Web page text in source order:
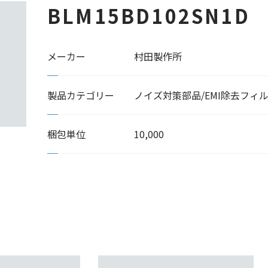
BLM15BD102SN1D
メーカー 村田製作所
製品カテゴリー ノイズ対策部品/EMI除去フィ
梱包単位 10,000